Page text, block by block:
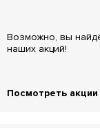
Возможно, вы
наших акций!
Посмотреть акции